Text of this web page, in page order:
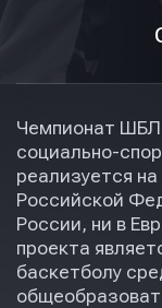
Чемпионат
социально-
реализуется
Российской
России, ни в
проекта
баскетболу